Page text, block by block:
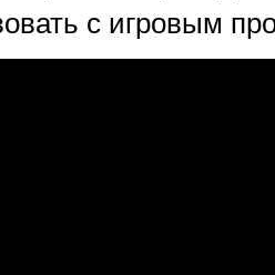
с игровым